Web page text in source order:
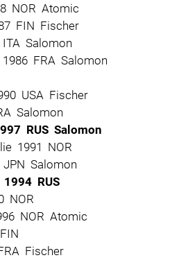
NOR Atomic
FIN Fischer
ITA Salomon
1986 FRA Salomon
USA Fischer
Salomon
RUS Salomon
1991 NOR
JPN Salomon
1994 RUS
NOR
NOR Atomic
Fischer